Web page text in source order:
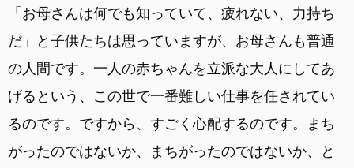
「お母さんは何でも知っていて、疲れない、力持ち
だ」と子供たちは思っていますが、お母さんも普通
の人間です。一人の赤ちゃんを立派な大人にしてあ
げるという、この世で一番難しい仕事を任されてい
るのです。ですから、すごく心配するのです。まち
がったのではないか、まちがったのではないか、と